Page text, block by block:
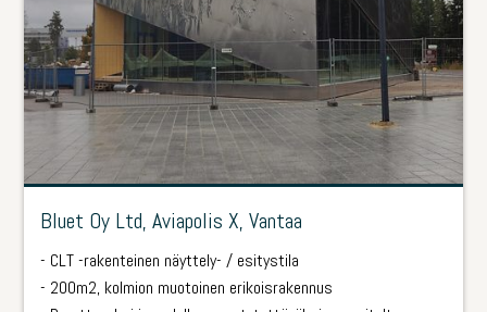
Bluet Oy Ltd, Aviapolis X, Vantaa
-­ CLT -rakenteinen näyttely- / esitystila
-­ 200m2, kolmion muotoinen erikoisrakennus